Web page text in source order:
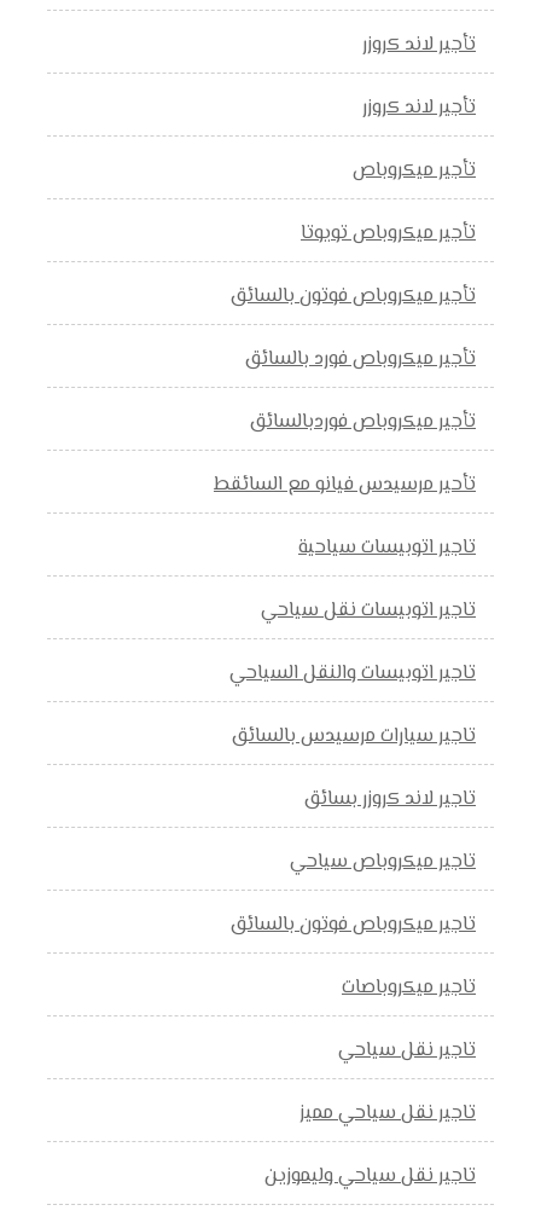
تأجير لاند كروزر
تأجير لاند كروزر
تأجير ميكروباص
تأجير ميكروباص تويوتا
تأجير ميكروباص فوتون بالسائق
تأجير ميكروباص فورد بالسائق
تأجير ميكروباص فوردبالسائق
تأحير مرسيدس فيانو مع السائقط
تاجير اتوبيسات سياحية
تاجير اتوبيسات نقل سياحي
تاجير اتوبيسات والنقل السياحي
تاجير سيارات مرسيدس بالسائق
تاجير لاند كروزر بسائق
تاجير ميكروباص سياحي
تاجير ميكروباص فوتون بالسائق
تاجير ميكروباصات
تاجير نقل سياحي
تاجير نقل سياحي مميز
تاجير نقل سياحي وليموزين